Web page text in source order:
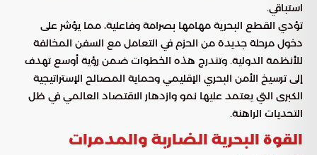
استباقي.
تؤدي القطع البحرية مهامها بصرامة وفاعلية، مما يؤشر على
دخول مرحلة جديدة من الحزم في التعامل مع السفن المخالفة
للأنظمة الدولية. وتندرج هذه الخطوات ضمن رؤية أوسع تهدف
إلى ترسيخ الأمن البحري الإقليمي وحماية المصالح الإستراتيجية
الكبرى التي يعتمد عليها نمو وازدهار الاقتصاد العالمي في ظل
التحديات الراهنة.
القوة البحرية الضاربة والمدمرات